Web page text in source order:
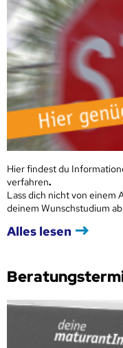
Hier findest du
verfahren.
Lass dich nicht von einem
deinem Wunschstudium
Alles lesen